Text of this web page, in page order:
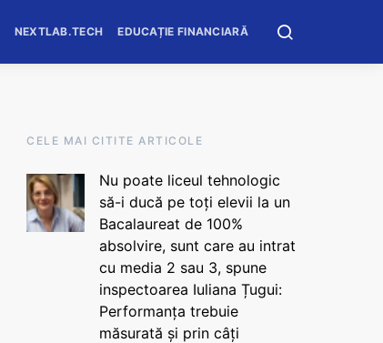
NEXTLAB.TECH EDUCAȚIE FINANCIARĂ
CELE MAI CITITE ARTICOLE
Nu poate liceul tehnologic
să-i ducă pe toți elevii la un
Bacalaureat de 100%
absolvire, sunt care au intrat
cu media 2 sau 3, spune
inspectoarea Iuliana Țugui:
Performanța trebuie
măsurată și prin câți